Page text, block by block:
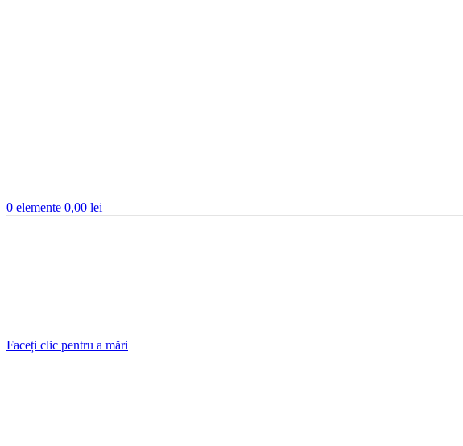
0 elemente 0,00 lei
Faceți clic pentru a mări